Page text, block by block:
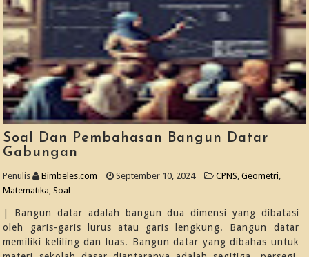
Soal Dan Pembahasan Bangun Datar
Gabungan
Penulis Bimbeles.com September 10, 2024 CPNS,Geometri,
Matematika,Soal
| Bangun datar adalah bangun dua dimensi yang dibatasi
oleh garis-garis lurus atau garis lengkung. Bangun datar
memiliki keliling dan luas. Bangun datar yang dibahas untuk